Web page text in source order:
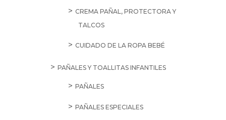
CREMA PAÑAL, PROTECTORA Y
TALCOS
CUIDADO DE LA ROPA BEBÉ
PAÑALES Y TOALLITAS INFANTILES
PAÑALES
PAÑALES ESPECIALES